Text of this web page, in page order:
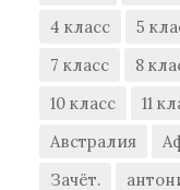
4 класс
5
7 класс
8
10 класс
11
Австралия
Зачёт.